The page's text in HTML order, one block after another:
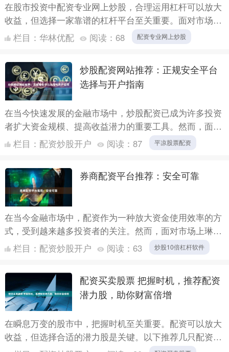
在股市投资中配资专业网上炒股，合理运用杠杆可以放大
收益，但选择一家靠谱的杠杆平台至关重要。面对市场上
众多的配资平台，投资者往往难以抉择。本文将为您推荐
几类低息、....
栏目： 华林优配 阅读： 68 配资专业网上炒股
炒股配资网站推荐：正规安全平台
选择与开户指南
在当今快速发展的金融市场中，炒股配资已成为许多投资
者扩大资金规模、提高收益潜力的重要工具。然而，面对
众多配资平台，如何选择正规安全的配资网站并顺利完成
开户，成为....
栏目： 配资炒股开户 阅读： 87 平凉股票配资
券商配资平台推荐：安全可靠
在当今金融市场中，配资作为一种放大资金使用效率的方
式，受到越来越多投资者的关注。然而，面对市场上琳琅
满目的配资平台，如何选择一家**安全可靠**的券商配资
平台，....
栏目： 配资炒股开户 阅读： 63 炒股10倍杠杆软件
配资买卖股票 把握时机，推荐配资
潜力股，助你财富倍增
在瞬息万变的股市中，把握时机至关重要。配资可以放大
收益，但选择合适的潜力股是关键。以下推荐几只配资潜